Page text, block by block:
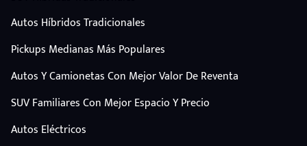
Autos Híbridos Tradicionales
Pickups Medianas Más Populares
Autos Y Camionetas Con Mejor Valor De Reventa
SUV Familiares Con Mejor Espacio Y Precio
Autos Eléctricos